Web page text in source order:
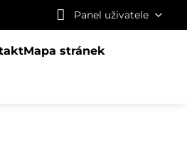
Panel uživatele
Mapa stránek